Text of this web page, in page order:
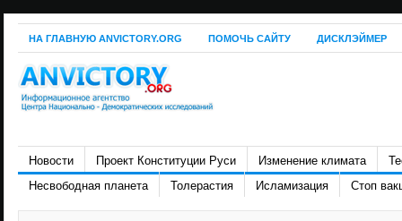
НА ГЛАВНУЮ ANVICTORY.ORG ПОМОЧЬ САЙТУ ДИСКЛЭЙМЕР
Новости Проект Конституции Руси Изменение климата
Несвободная планета
Толерастия Исламизация Стоп